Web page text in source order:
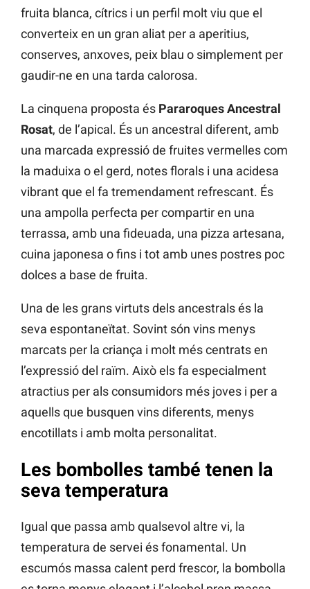
fruita blanca, cítrics i un perfil molt viu que el
converteix en un gran aliat per a aperitius,
conserves, anxoves, peix blau o simplement per
gaudir-ne en una tarda calorosa.
La cinquena proposta és Pararoques Ancestral
Rosat, de l’apical. És un ancestral diferent, amb
una marcada expressió de fruites vermelles com
la maduixa o el gerd, notes florals i una acidesa
vibrant que el fa tremendament refrescant. És
una ampolla perfecta per compartir en una
terrassa, amb una fideuada, una pizza artesana,
cuina japonesa o fins i tot amb unes postres poc
dolces a base de fruita.
Una de les grans virtuts dels ancestrals és la
seva espontaneïtat. Sovint són vins menys
marcats per la criança i molt més centrats en
l’expressió del raïm. Això els fa especialment
atractius per als consumidors més joves i per a
aquells que busquen vins diferents, menys
encotillats i amb molta personalitat.
Les bombolles també tenen la
seva temperatura
Igual que passa amb qualsevol altre vi, la
temperatura de servei és fonamental. Un
escumós massa calent perd frescor, la bombolla